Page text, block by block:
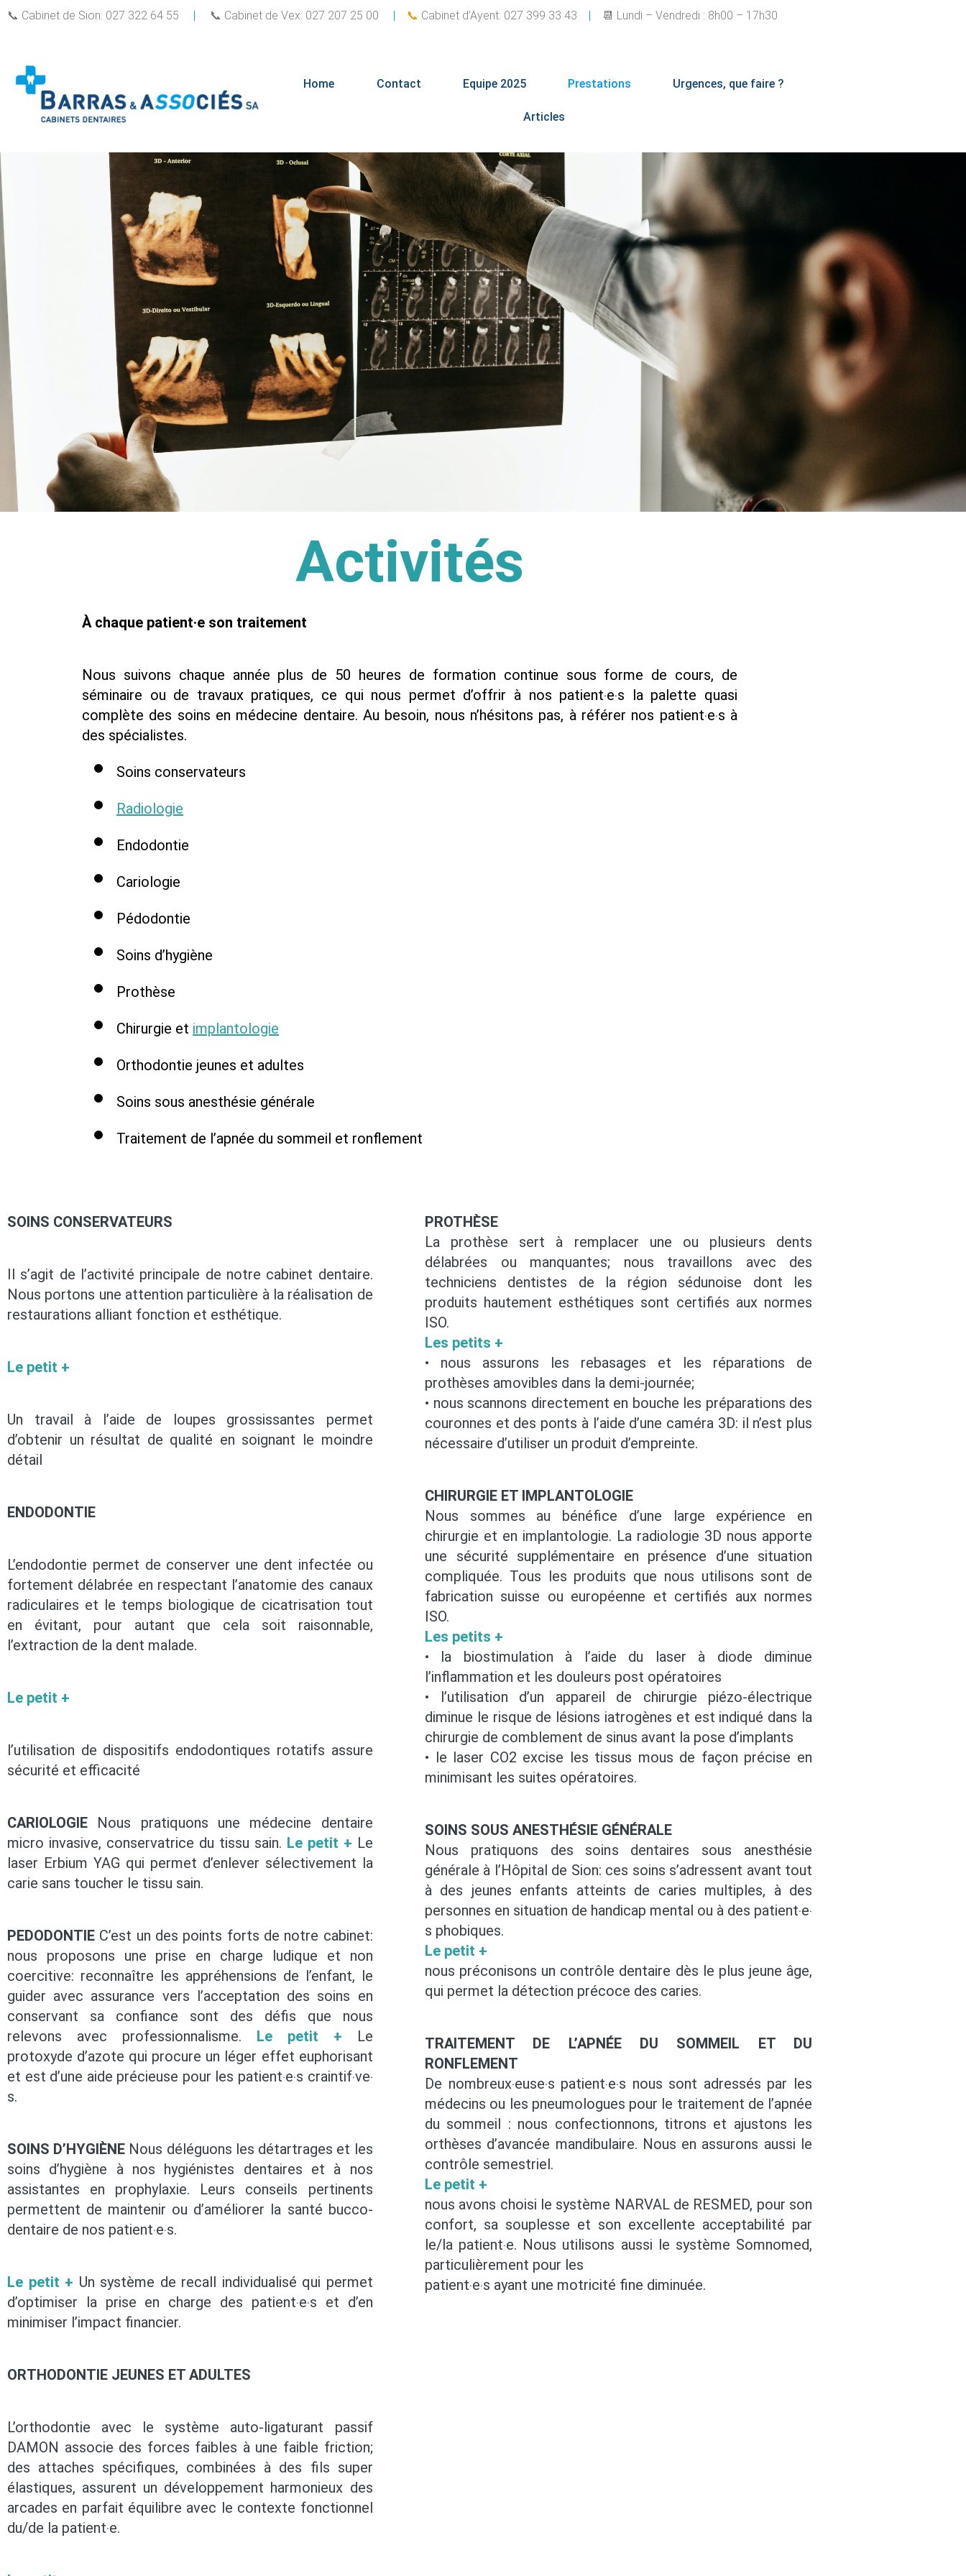
📞 Cabinet de Sion: 027 322 64 55 | 📞 Cabinet de Vex: 027 207 25 00 | 📞 Cabinet d’Ayent: 027 399 33 43 | 📆 Lundi – Vendredi : 8h00 – 17h30
Home Contact Equipe 2025 Prestations Urgences, que faire ?
Articles
Activités
À chaque patient‧e son traitement
Nous suivons chaque année plus de 50 heures de formation continue sous forme de cours, de
séminaire ou de travaux pratiques, ce qui nous permet d’offrir à nos patient‧e‧s la palette quasi
complète des soins en médecine dentaire. Au besoin, nous n’hésitons pas, à référer nos patient‧e‧s à
des spécialistes.
Soins conservateurs
Radiologie
Endodontie
Cariologie
Pédodontie
Soins d’hygiène
Prothèse
Chirurgie et implantologie
Orthodontie jeunes et adultes
Soins sous anesthésie générale
Traitement de l’apnée du sommeil et ronflement
SOINS CONSERVATEURS
Il s’agit de l’activité principale de notre cabinet dentaire.
Nous portons une attention particulière à la réalisation de
restaurations alliant fonction et esthétique.
Le petit +
Un travail à l’aide de loupes grossissantes permet
d’obtenir un résultat de qualité en soignant le moindre
détail
ENDODONTIE
L’endodontie permet de conserver une dent infectée ou
fortement délabrée en respectant l’anatomie des canaux
radiculaires et le temps biologique de cicatrisation tout
en évitant, pour autant que cela soit raisonnable,
l’extraction de la dent malade.
Le petit +
l’utilisation de dispositifs endodontiques rotatifs assure
sécurité et efficacité
CARIOLOGIE Nous pratiquons une médecine dentaire
micro invasive, conservatrice du tissu sain. Le petit + Le
laser Erbium YAG qui permet d’enlever sélectivement la
carie sans toucher le tissu sain.
PEDODONTIE C’est un des points forts de notre cabinet:
nous proposons une prise en charge ludique et non
coercitive: reconnaître les appréhensions de l’enfant, le
guider avec assurance vers l’acceptation des soins en
conservant sa confiance sont des défis que nous
relevons avec professionnalisme. Le petit + Le
protoxyde d’azote qui procure un léger effet euphorisant
et est d’une aide précieuse pour les patient‧e‧s craintif‧ve‧
s.
SOINS D’HYGIÈNE Nous déléguons les détartrages et les
soins d’hygiène à nos hygiénistes dentaires et à nos
assistantes en prophylaxie. Leurs conseils pertinents
permettent de maintenir ou d’améliorer la santé bucco-
dentaire de nos patient‧e‧s.
Le petit + Un système de recall individualisé qui permet
d’optimiser la prise en charge des patient‧e‧s et d’en
minimiser l’impact financier.
ORTHODONTIE JEUNES ET ADULTES
L’orthodontie avec le système auto-ligaturant passif
DAMON associe des forces faibles à une faible friction;
des attaches spécifiques, combinées à des fils super
élastiques, assurent un développement harmonieux des
arcades en parfait équilibre avec le contexte fonctionnel
du/de la patient‧e.
PROTHÈSE
La prothèse sert à remplacer une ou plusieurs dents
délabrées ou manquantes; nous travaillons avec des
techniciens dentistes de la région sédunoise dont les
produits hautement esthétiques sont certifiés aux normes
ISO.
Les petits +
• nous assurons les rebasages et les réparations de
prothèses amovibles dans la demi-journée;
• nous scannons directement en bouche les préparations des
couronnes et des ponts à l’aide d’une caméra 3D: il n’est plus
nécessaire d’utiliser un produit d’empreinte.
CHIRURGIE ET IMPLANTOLOGIE
Nous sommes au bénéfice d’une large expérience en
chirurgie et en implantologie. La radiologie 3D nous apporte
une sécurité supplémentaire en présence d’une situation
compliquée. Tous les produits que nous utilisons sont de
fabrication suisse ou européenne et certifiés aux normes
ISO.
Les petits +
• la biostimulation à l’aide du laser à diode diminue
l’inflammation et les douleurs post opératoires
• l’utilisation d’un appareil de chirurgie piézo-électrique
diminue le risque de lésions iatrogènes et est indiqué dans la
chirurgie de comblement de sinus avant la pose d’implants
• le laser CO2 excise les tissus mous de façon précise en
minimisant les suites opératoires.
SOINS SOUS ANESTHÉSIE GÉNÉRALE
Nous pratiquons des soins dentaires sous anesthésie
générale à l’Hôpital de Sion: ces soins s’adressent avant tout
à des jeunes enfants atteints de caries multiples, à des
personnes en situation de handicap mental ou à des patient‧e‧
s phobiques.
Le petit +
nous préconisons un contrôle dentaire dès le plus jeune âge,
qui permet la détection précoce des caries.
TRAITEMENT DE L’APNÉE DU SOMMEIL ET DU
RONFLEMENT
De nombreux‧euse‧s patient‧e‧s nous sont adressés par les
médecins ou les pneumologues pour le traitement de l’apnée
du sommeil : nous confectionnons, titrons et ajustons les
orthèses d’avancée mandibulaire. Nous en assurons aussi le
contrôle semestriel.
Le petit +
nous avons choisi le système NARVAL de RESMED, pour son
confort, sa souplesse et son excellente acceptabilité par
le/la patient‧e. Nous utilisons aussi le système Somnomed,
particulièrement pour les
patient‧e‧s ayant une motricité fine diminuée.